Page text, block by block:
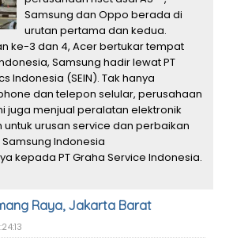
Samsung dan Oppo berada di
urutan pertama dan kedua.
ke-3 dan 4, Acer bertukar tempat
Samsung hadir lewat PT
Indonesia (SEIN). Tak hanya
dan telepon selular, perusahaan
juga menjual peralatan elektronik
untuk urusan service dan perbaikan
Indonesia
kepada PT Graha Service Indonesia.
Raya, Jakarta Barat